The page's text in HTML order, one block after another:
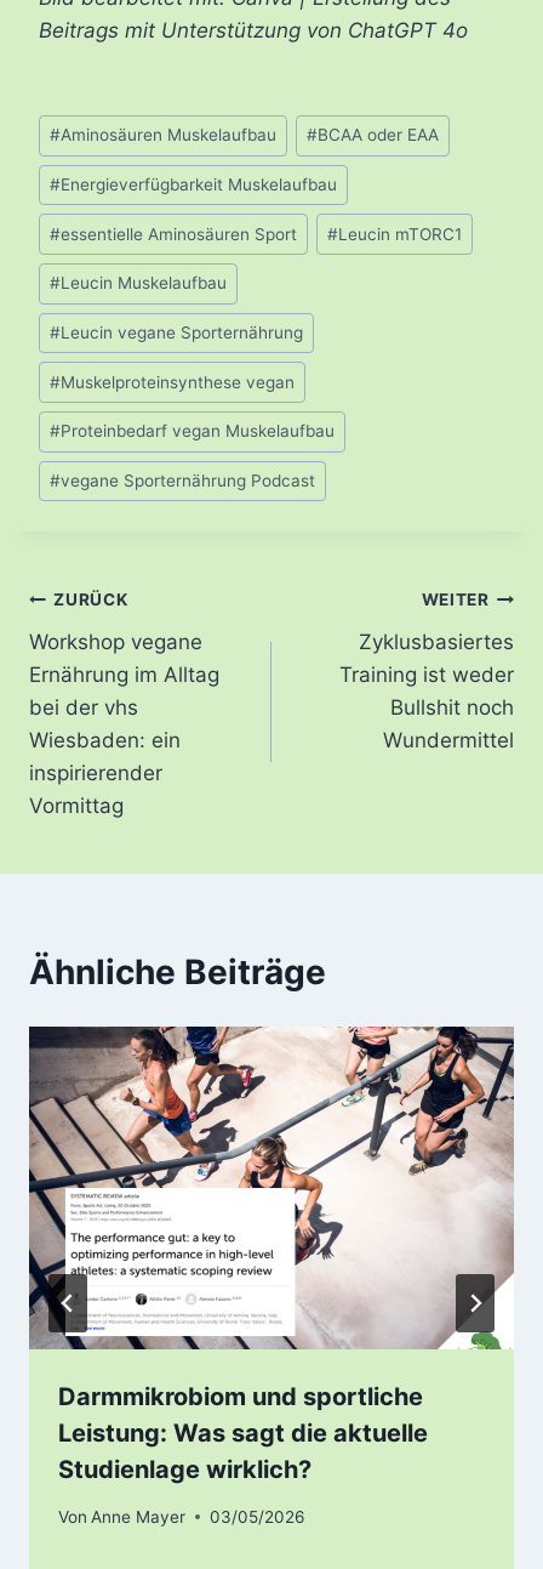
Beitrags mit Unterstützung von ChatGPT 4o
Schlagworte:
#Aminosäuren Muskelaufbau #BCAA oder EAA
#Energieverfügbarkeit Muskelaufbau
#essentielle Aminosäuren Sport #Leucin mTORC1
#Leucin Muskelaufbau
#Leucin vegane Sporternährung
#Muskelproteinsynthese vegan
#Proteinbedarf vegan Muskelaufbau
#vegane Sporternährung Podcast
Beitragsnavigation
ZURÜCK
Workshop vegane
Ernährung im Alltag
bei der vhs
Wiesbaden: ein
inspirierender
Vormittag
WEITER
Zyklusbasiertes
Training ist weder
Bullshit noch
Wundermittel
Ähnliche Beiträge
Darmmikrobiom und sportliche
Leistung: Was sagt die aktuelle
Studienlage wirklich?
Von Anne Mayer 03/05/2026